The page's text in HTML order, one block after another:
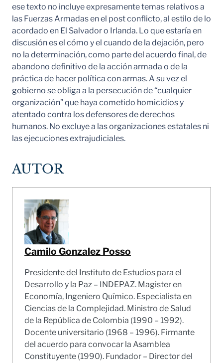
ese texto no incluye expresamente temas relativos a
las Fuerzas Armadas en el post conflicto, al estilo de lo
acordado en El Salvador o Irlanda. Lo que estaría en
discusión es el cómo y el cuando de la dejación, pero
no la determinación, como parte del acuerdo final, de
abandono definitivo de la acción armada o de la
práctica de hacer política con armas. A su vez el
gobierno se obliga a la persecución de “cualquier
organización” que haya cometido homicidios y
atentado contra los defensores de derechos
humanos. No excluye a las organizaciones estatales ni
las ejecuciones extrajudiciales.
AUTOR
Camilo Gonzalez Posso
Presidente del Instituto de Estudios para el
Desarrollo y la Paz – INDEPAZ. Magister en
Economía, Ingeniero Químico. Especialista en
Ciencias de la Complejidad. Ministro de Salud
de la República de Colombia (1990 – 1992).
Docente universitario (1968 – 1996). Firmante
del acuerdo para convocar la Asamblea
Constituyente (1990). Fundador – Director del